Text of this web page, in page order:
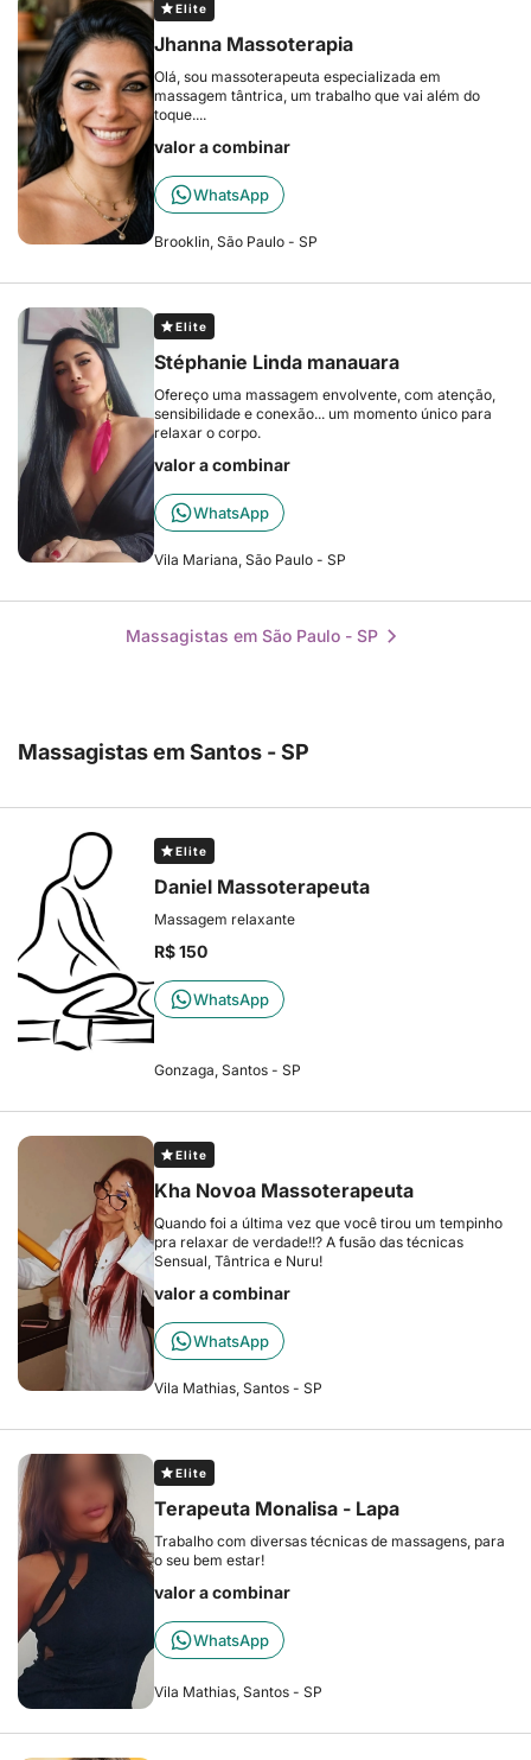
Elite
Jhanna Massoterapia
Olá, sou massoterapeuta especializada em
massagem tântrica, um trabalho que vai além do
toque....
valor a combinar
WhatsApp
Brooklin, São Paulo - SP
Elite
Stéphanie Linda manauara
Ofereço uma massagem envolvente, com atenção,
sensibilidade e conexão... um momento único para
relaxar o corpo.
valor a combinar
WhatsApp
Vila Mariana, São Paulo - SP
Massagistas em São Paulo - SP
Massagistas em Santos - SP
Elite
Daniel Massoterapeuta
Massagem relaxante
R$ 150
WhatsApp
Gonzaga, Santos - SP
Elite
Kha Novoa Massoterapeuta
Quando foi a última vez que você tirou um tempinho
pra relaxar de verdade!!? A fusão das técnicas
Sensual, Tântrica e Nuru!
valor a combinar
WhatsApp
Vila Mathias, Santos - SP
Elite
Terapeuta Monalisa - Lapa
Trabalho com diversas técnicas de massagens, para
o seu bem estar!
valor a combinar
WhatsApp
Vila Mathias, Santos - SP